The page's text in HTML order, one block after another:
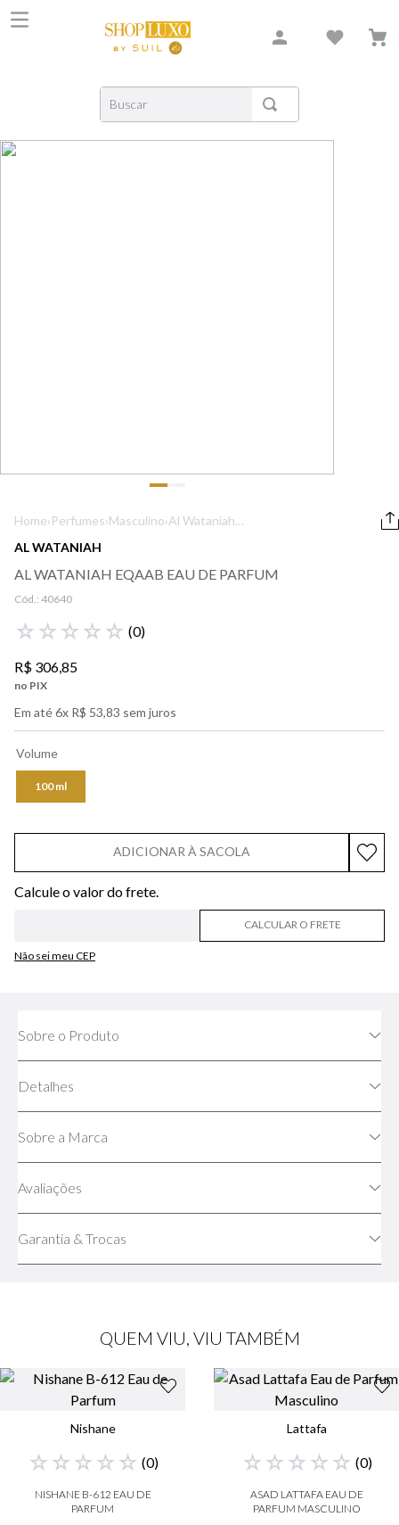
Buscar
Home›Perfumes›Masculino›Al Wataniah
AL WATANIAH
AL WATANIAH EQAAB EAU DE PARFUM
Cód.: 40640
☆ ☆ ☆ ☆ ☆ (0)
R$ 306,85
no PIX
Em até6x R$ 53,83 sem juros
Volume
100 ml
ADICIONAR À SACOLA
Não sei meu CEP
CALCULAR O FRETE
Sobre o Produto
Detalhes
Sobre a Marca
Avaliações
Garantia & Trocas
QUEM VIU, VIU TAMBÉM
Nishane
☆ ☆ ☆ ☆ ☆ (0)
NISHANE B-612 EAU DE
PARFUM
Lattafa
☆ ☆ ☆ ☆ ☆ (0)
ASAD LATTAFA EAU DE
PARFUM MASCULINO